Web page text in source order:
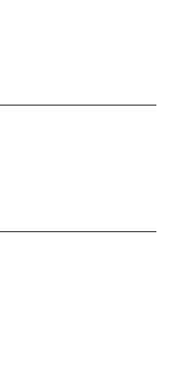
handicap, Pass 17 :